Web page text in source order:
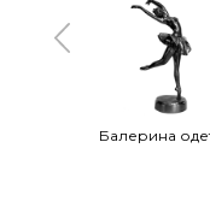
Балерина